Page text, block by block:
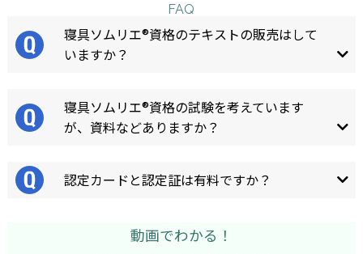
FAQ
寝具ソムリエ®資格のテキストの販売はして
いますか？
寝具ソムリエ®資格の試験を考えています
が、資料などありますか？
認定カードと認定証は有料ですか？
動画でわかる！